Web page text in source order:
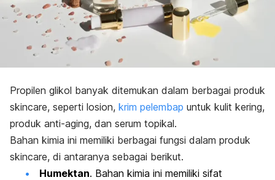
Propilen glikol banyak ditemukan dalam berbagai produk
skincare, seperti losion, krim pelembap untuk kulit kering,
produk anti-aging, dan serum topikal.
Bahan kimia ini memiliki berbagai fungsi dalam produk
skincare, di antaranya sebagai berikut.
Humektan. Bahan kimia ini memiliki sifat